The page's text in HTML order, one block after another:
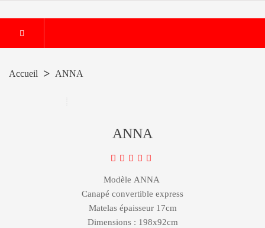
Accueil ANNA
ANNA
Modèle ANNA
Canapé convertible express
Matelas épaisseur 17cm
Dimensions : 198x92cm